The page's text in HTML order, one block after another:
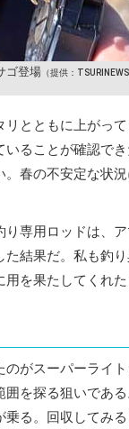
ゴ登場（提供：
とともに上がっ
いることが確認で
春の不安定な状
専用ロッドは、
結果だ。私も釣
を果たしてくれた
がスーパーライ
を探る狙いであ
る。回収してみ